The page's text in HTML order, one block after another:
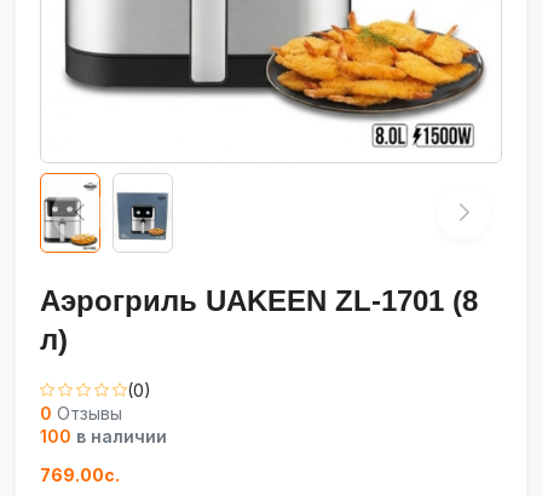
Аэрогриль UAKEEN ZL-1701 (8
л)
(0)
0 Отзывы
100 в наличии
769.00с.